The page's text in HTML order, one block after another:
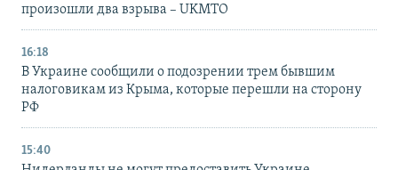
произошли два взрыва – UKMTO
16:18
В Украине сообщили о подозрении трем бывшим
налоговикам из Крыма, которые перешли на сторону
РФ
15:40